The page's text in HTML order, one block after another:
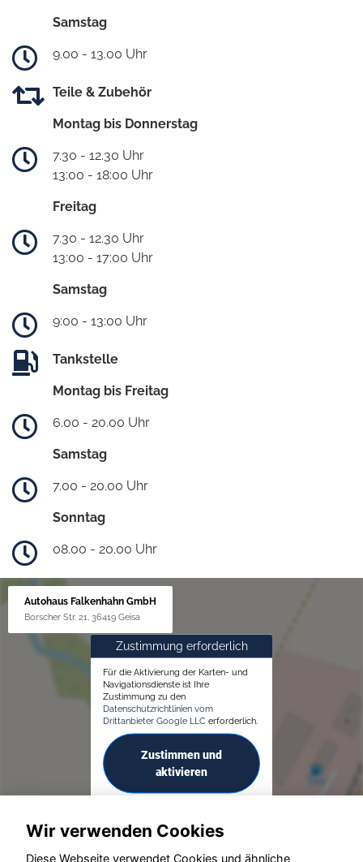
Samstag
9.00 - 13.00 Uhr
Teile & Zubehör
Montag bis Donnerstag
7.30 - 12.30 Uhr
13:00 - 18:00 Uhr
Freitag
7.30 - 12.30 Uhr
13:00 - 17:00 Uhr
Samstag
9:00 - 13:00 Uhr
Tankstelle
Montag bis Freitag
6.00 - 20.00 Uhr
Samstag
7.00 - 20.00 Uhr
Sonntag
08.00 - 20.00 Uhr
Autohaus Falkenhahn GmbH
Borscher Str. 21, 36419 Geisa
Zustimmung erforderlich
Für die Aktivierung der Karten- und
Navigationsdienste ist Ihre
Zustimmung zu den
Datenschutzrichtlinien vom
Drittanbieter Google LLC erforderlich.
Zustimmen und
aktivieren
Wir verwenden Cookies
Diese Webseite verwendet Cookies und ähnliche